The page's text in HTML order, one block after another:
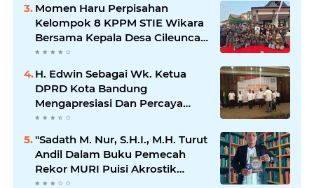
Momen Haru Perpisahan
Kelompok 8 KPPM STIE Wikara
Bersama Kepala Desa Cileunca
di Kecamatan Bojong
H. Edwin Sebagai Wk. Ketua
DPRD Kota Bandung
Mengapresiasi Dan Percaya
Penuh Kepada Kepemimpinan
Lpm Kota Bandung Periode
2021-2026
"Sadath M. Nur, S.H.I., M.H. Turut
Andil Dalam Buku Pemecah
Rekor MURI Puisi Akrostik
Terbanyak